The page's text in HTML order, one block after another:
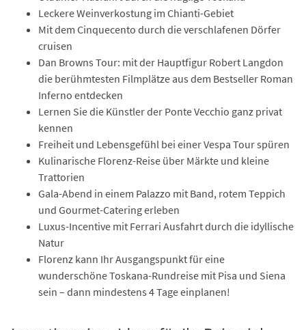
Leckere Weinverkostung im Chianti-Gebiet
Mit dem Cinquecento durch die verschlafenen Dörfer
cruisen
Dan Browns Tour: mit der Hauptfigur Robert Langdon
die berühmtesten Filmplätze aus dem Bestseller Roman
Inferno entdecken
Lernen Sie die Künstler der Ponte Vecchio ganz privat
kennen
Freiheit und Lebensgefühl bei einer Vespa Tour spüren
Kulinarische Florenz-Reise über Märkte und kleine
Trattorien
Gala-Abend in einem Palazzo mit Band, rotem Teppich
und Gourmet-Catering erleben
Luxus-Incentive mit Ferrari Ausfahrt durch die idyllische
Natur
Florenz kann Ihr Ausgangspunkt für eine
wunderschöne Toskana-Rundreise mit Pisa und Siena
sein – dann mindestens 4 Tage einplanen!